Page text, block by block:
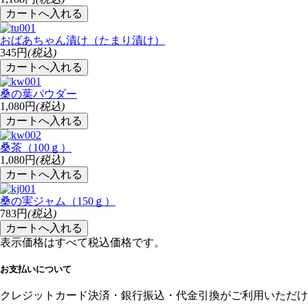
おばあちゃん漬け（たまり漬け）
345円(税込)
桑の葉パウダー
1,080円(税込)
桑茶（100ｇ）
1,080円(税込)
桑の実ジャム（150ｇ）
783円(税込)
表示価格はすべて税込価格です。
お支払いについて
クレジットカード決済・銀行振込・代金引換がご利用いただ